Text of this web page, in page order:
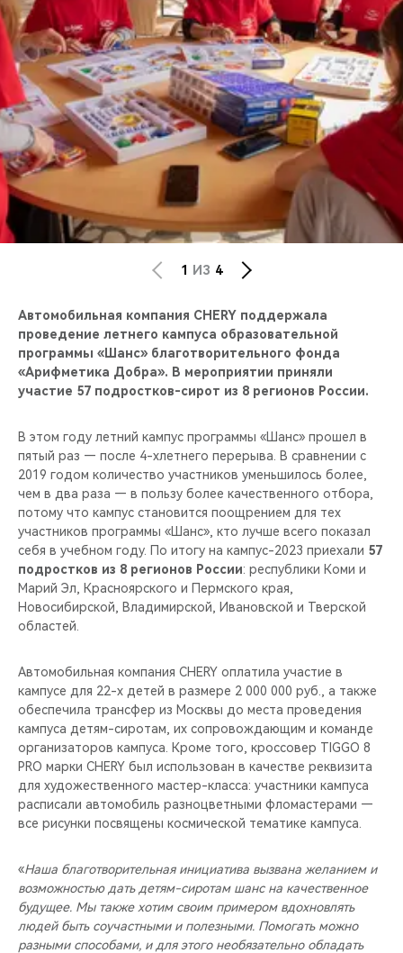
CHERY И СПОРТ
НАШИ МЕРОПРИЯТИЯ
ВИДЕООБЗОРЫ
CHERY ДЛЯ ДЕТЕЙ
1 ИЗ 4
Автомобильная компания CHERY поддержала
проведение летнего кампуса образовательной
программы «Шанс» благотворительного фонда
«Арифметика Добра». В мероприятии приняли
участие 57 подростков-сирот из 8 регионов России.
В этом году летний кампус программы «Шанс» прошел в
пятый раз — после 4-хлетнего перерыва. В сравнении с
2019 годом количество участников уменьшилось более,
чем в два раза — в пользу более качественного отбора,
потому что кампус становится поощрением для тех
участников программы «Шанс», кто лучше всего показал
себя в учебном году. По итогу на кампус-2023 приехали 57
подростков из 8 регионов России: республики Коми и
Марий Эл, Красноярского и Пермского края,
Новосибирской, Владимирской, Ивановской и Тверской
областей.
Автомобильная компания CHERY оплатила участие в
кампусе для 22-х детей в размере 2 000 000 руб., а также
обеспечила трансфер из Москвы до места проведения
кампуса детям-сиротам, их сопровождающим и команде
организаторов кампуса. Кроме того, кроссовер TIGGO 8
PRO марки CHERY был использован в качестве реквизита
для художественного мастер-класса: участники кампуса
расписали автомобиль разноцветными фломастерами —
все рисунки посвящены космической тематике кампуса.
«Наша благотворительная инициатива вызвана желанием и
возможностью дать детям-сиротам шанс на качественное
будущее. Мы также хотим своим примером вдохновлять
людей быть соучастными и полезными. Помогать можно
разными способами, и для этого необязательно обладать